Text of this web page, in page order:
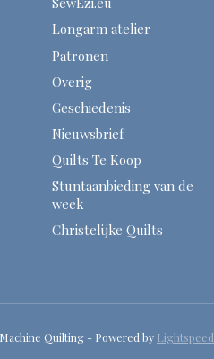
Longarm atelier
Patronen
Overig
Geschiedenis
Nieuwsbrief
Quilts Te Koop
Stuntaanbieding van de
week
Christelijke Quilts
Quilting - Powered by Lightspeed